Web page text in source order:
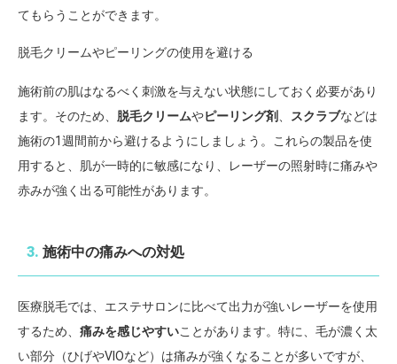
てもらうことができます。
脱毛クリームやピーリングの使用を避ける
施術前の肌はなるべく刺激を与えない状態にしておく必要があり
ます。そのため、 脱毛クリームやピーリング剤 スクラブなどは
施術の1週間前から避けるようにしましょう。これらの製品を使
用すると、肌が一時的に敏感になり、レーザーの照射時に痛みや
赤みが強く出る可能性があります。
3. 施術中の痛みへの対処
医療脱毛では、エステサロンに比べて出力が強いレーザーを使用
するため、 痛みを感じやすいことがあります。特に、毛が濃く太
い部分（ひげやVIOなど）は痛みが強くなることが多いですが、